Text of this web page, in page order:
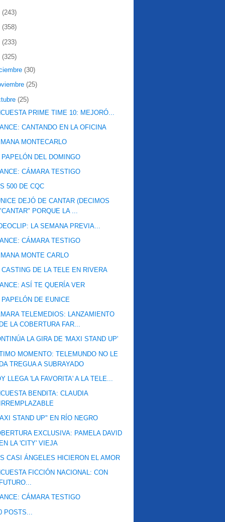
(243)
(358)
(233)
(325)
(30)
(25)
(25)
PRIME TIME 10: MEJORÓ...
CANTANDO EN LA OFICINA
MONTECARLO
PAPELÓN DEL DOMINGO
CÁMARA TESTIGO
500 DE CQC
DEJÓ DE CANTAR (DECIMOS
PORQUE LA ...
LA SEMANA PREVIA...
CÁMARA TESTIGO
MONTE CARLO
CASTING DE LA TELE EN RIVERA
ASÍ TE QUERÍA VER
PAPELÓN DE EUNICE
TELEMEDIOS: LANZAMIENTO
LA COBERTURA FAR...
LA GIRA DE 'MAXI STAND UP'
MOMENTO: TELEMUNDO NO LE
TREGUA A SUBRAYADO
LLEGA 'LA FAVORITA' A LA TELE...
BENDITA: CLAUDIA
STAND UP" EN RÍO NEGRO
EXCLUSIVA: PAMELA DAVID
LA 'CITY' VIEJA
CASI ÁNGELES HICIERON EL AMOR
FICCIÓN NACIONAL: CON
CÁMARA TESTIGO
POSTS...